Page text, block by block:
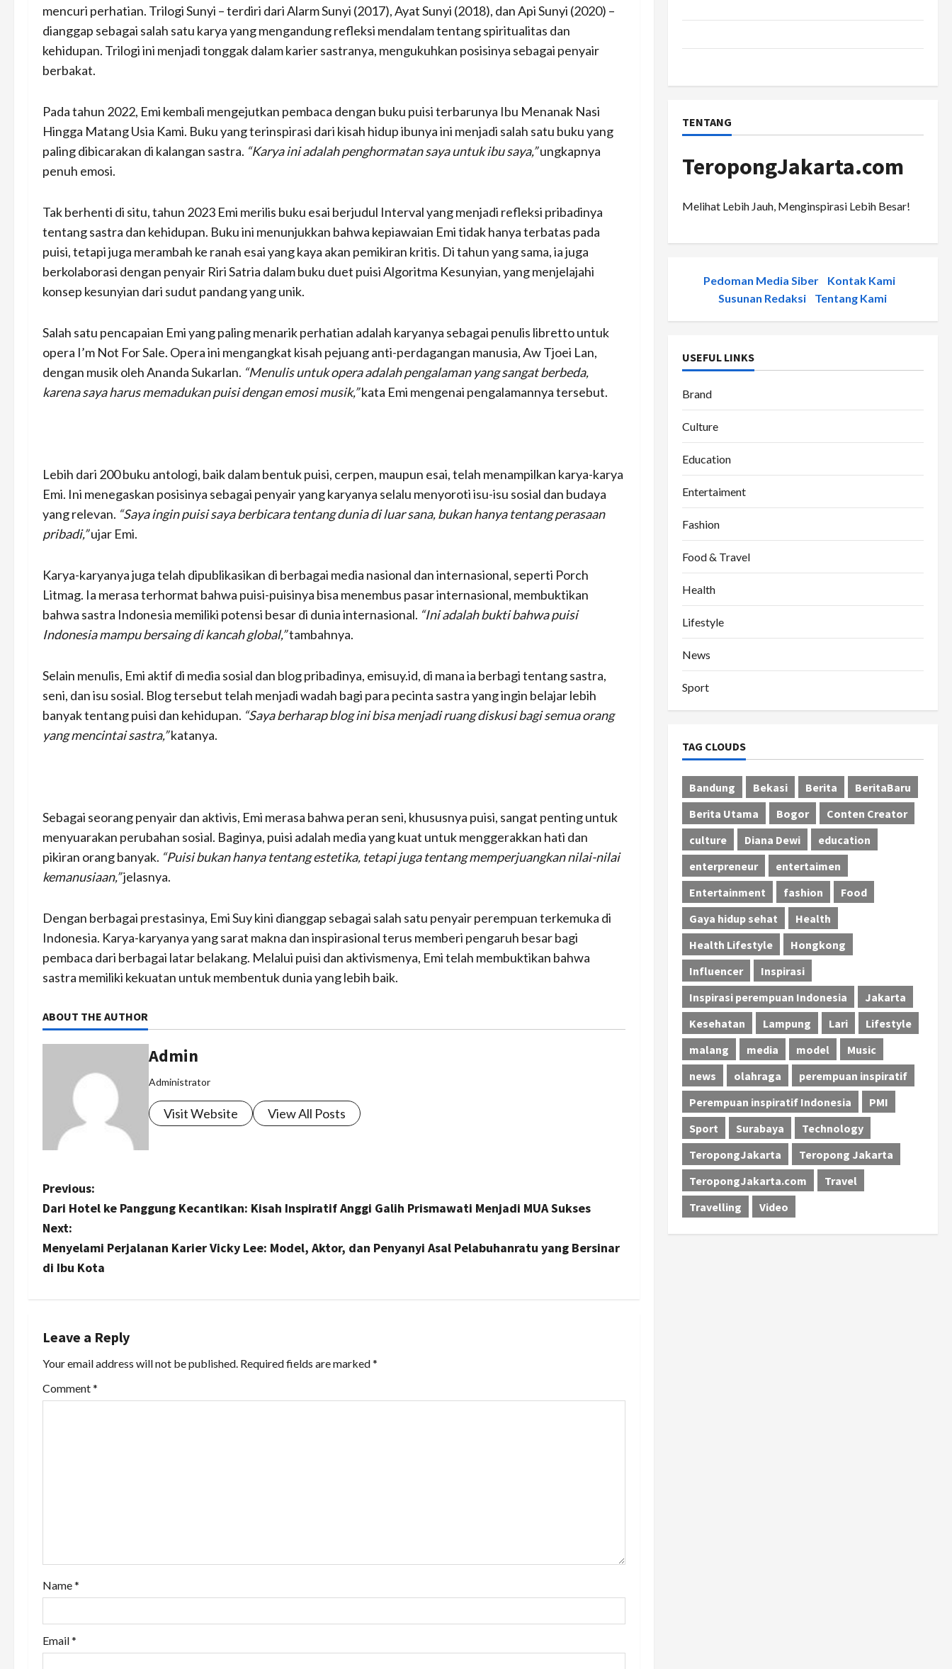
mencuri perhatian. Trilogi Sunyi – terdiri dari Alarm Sunyi (2017), Ayat Sunyi (2018), dan Api Sunyi (2020) –
dianggap sebagai salah satu karya yang mengandung refleksi mendalam tentang spiritualitas dan
kehidupan. Trilogi ini menjadi tonggak dalam karier sastranya, mengukuhkan posisinya sebagai penyair
berbakat.
Pada tahun 2022, Emi kembali mengejutkan pembaca dengan buku puisi terbarunya Ibu Menanak Nasi
Hingga Matang Usia Kami. Buku yang terinspirasi dari kisah hidup ibunya ini menjadi salah satu buku yang
paling dibicarakan di kalangan sastra. “Karya ini adalah penghormatan saya untuk ibu saya,”ungkapnya
penuh emosi.
Tak berhenti di situ, tahun 2023 Emi merilis buku esai berjudul Interval yang menjadi refleksi pribadinya
tentang sastra dan kehidupan. Buku ini menunjukkan bahwa kepiawaian Emi tidak hanya terbatas pada
puisi, tetapi juga merambah ke ranah esai yang kaya akan pemikiran kritis. Di tahun yang sama, ia juga
berkolaborasi dengan penyair Riri Satria dalam buku duet puisi Algoritma Kesunyian, yang menjelajahi
konsep kesunyian dari sudut pandang yang unik.
Salah satu pencapaian Emi yang paling menarik perhatian adalah karyanya sebagai penulis libretto untuk
opera I’m Not For Sale. Opera ini mengangkat kisah pejuang anti-perdagangan manusia, Aw Tjoei Lan,
dengan musik oleh Ananda Sukarlan. “Menulis untuk opera adalah pengalaman yang sangat berbeda,
karena saya harus memadukan puisi dengan emosi musik,”kata Emi mengenai pengalamannya tersebut.
Lebih dari 200 buku antologi, baik dalam bentuk puisi, cerpen, maupun esai, telah menampilkan karya-karya
Emi. Ini menegaskan posisinya sebagai penyair yang karyanya selalu menyoroti isu-isu sosial dan budaya
yang relevan. “Saya ingin puisi saya berbicara tentang dunia di luar sana, bukan hanya tentang perasaan
pribadi,”ujar Emi.
Karya-karyanya juga telah dipublikasikan di berbagai media nasional dan internasional, seperti Porch
Litmag. Ia merasa terhormat bahwa puisi-puisinya bisa menembus pasar internasional, membuktikan
bahwa sastra Indonesia memiliki potensi besar di dunia internasional. “Ini adalah bukti bahwa puisi
Indonesia mampu bersaing di kancah global,”tambahnya.
Selain menulis, Emi aktif di media sosial dan blog pribadinya, emisuy.id, di mana ia berbagi tentang sastra,
seni, dan isu sosial. Blog tersebut telah menjadi wadah bagi para pecinta sastra yang ingin belajar lebih
banyak tentang puisi dan kehidupan. “Saya berharap blog ini bisa menjadi ruang diskusi bagi semua orang
yang mencintai sastra,”katanya.
Sebagai seorang penyair dan aktivis, Emi merasa bahwa peran seni, khususnya puisi, sangat penting untuk
menyuarakan perubahan sosial. Baginya, puisi adalah media yang kuat untuk menggerakkan hati dan
pikiran orang banyak. “Puisi bukan hanya tentang estetika, tetapi juga tentang memperjuangkan nilai-nilai
kemanusiaan,”jelasnya.
Dengan berbagai prestasinya, Emi Suy kini dianggap sebagai salah satu penyair perempuan terkemuka di
Indonesia. Karya-karyanya yang sarat makna dan inspirasional terus memberi pengaruh besar bagi
pembaca dari berbagai latar belakang. Melalui puisi dan aktivismenya, Emi telah membuktikan bahwa
sastra memiliki kekuatan untuk membentuk dunia yang lebih baik.
ABOUT THE AUTHOR
Admin
Administrator
Visit Website View All Posts
P
o
s
a
v
i
n
Previous:
Dari Hotel ke Panggung Kecantikan: Kisah Inspiratif Anggi Galih Prismawati Menjadi MUA Sukses
Next:
Menyelami Perjalanan Karier Vicky Lee: Model, Aktor, dan Penyanyi Asal Pelabuhanratu yang Bersinar
di Ibu Kota
Leave a Reply
Your email address will not be published. Required fields are marked*
Comment*
Name*
Email*
TENTANG
TeropongJakarta.com
Melihat Lebih Jauh, Menginspirasi Lebih Besar!
Pedoman Media Siber Kontak Kami
Susunan Redaksi
Tentang Kami
USEFUL LINKS
Brand
Culture
Education
Entertaiment
Fashion
Food & Travel
Health
Lifestyle
News
Sport
TAG CLOUDS
Bandung Bekasi Berita
BeritaBaru
Berita Utama
Bogor
Conten Creator
culture
Diana Dewi
education
enterpreneur
entertaimen
Entertainment
fashion
Food
Gaya hidup sehat
Health
Health Lifestyle
Hongkong
Influencer
Inspirasi
Inspirasi perempuan Indonesia
Jakarta
Kesehatan
Lampung Lari
Lifestyle
malang
media model
Music
news
olahraga
perempuan inspiratif
Perempuan inspiratif Indonesia
PMI
Sport
Surabaya
Technology
TeropongJakarta
Teropong Jakarta
TeropongJakarta.com
Travel
Travelling
Video